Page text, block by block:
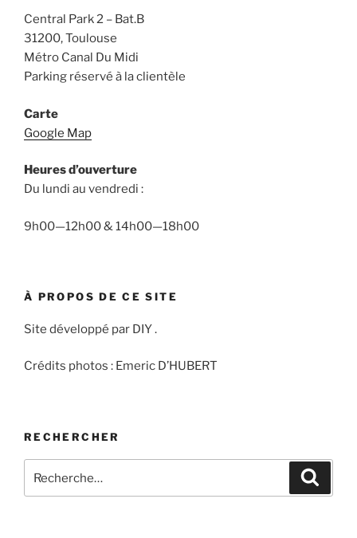
Central Park 2 – Bat.B
31200, Toulouse
Métro Canal Du Midi
Parking réservé à la clientèle
Carte
Google Map
Heures d’ouverture
Du lundi au vendredi :
9h00—12h00 & 14h00—18h00
À PROPOS DE CE SITE
Site développé par DIY .
Crédits photos : Emeric D’HUBERT
RECHERCHER
pour